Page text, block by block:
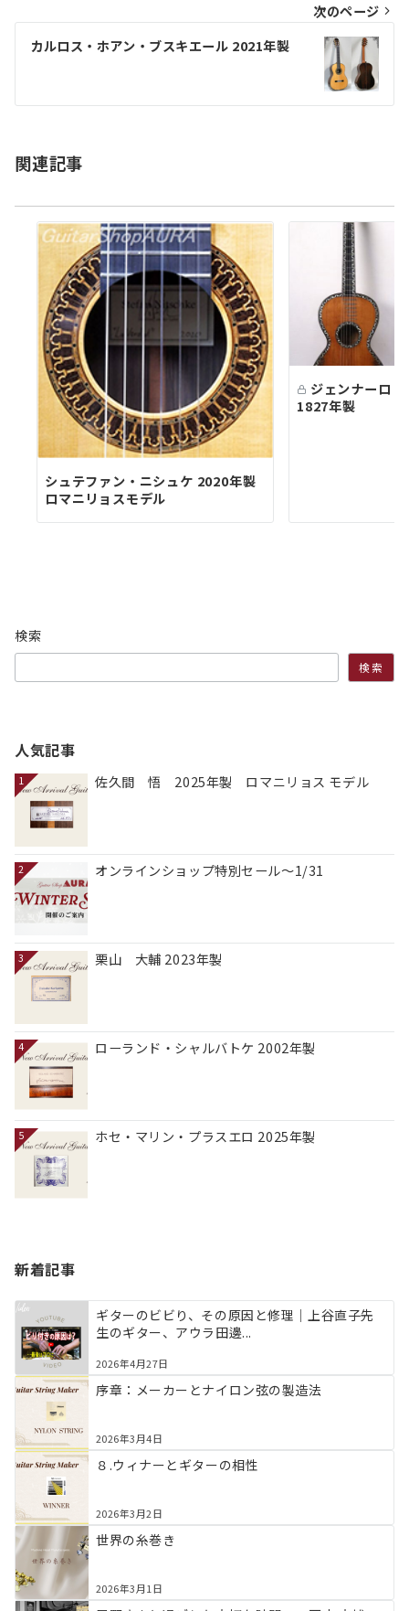
ビ
ゲ
シ
ン
次のページ
カルロス・ホアン・ブスキエール 2021年製
関連記事
シュテファン・ニシュケ 2020年製
ロマニリョスモデル
ジェンナーロ
1827年製
検索
検索
人気記事
1 佐久間 悟 2025年製 ロマニリョス モデル
2 オンラインショップ特別セール～1/31
3 栗山 大輔 2023年製
4 ローランド・シャルバトケ 2002年製
5 ホセ・マリン・プラスエロ 2025年製
新着記事
ギターのビビり、その原因と修理｜上谷直子先
生のギター、アウラ田邊...
2026年4月27日
序章：メーカーとナイロン弦の製造法
2026年3月4日
８.ウィナーとギターの相性
2026年3月2日
世界の糸巻き
2026年3月1日